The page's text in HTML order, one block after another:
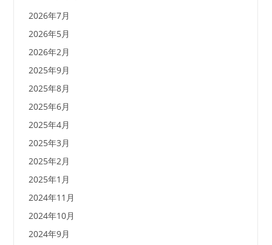
2026年7月
2026年5月
2026年2月
2025年9月
2025年8月
2025年6月
2025年4月
2025年3月
2025年2月
2025年1月
2024年11月
2024年10月
2024年9月